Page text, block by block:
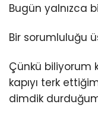
Bugün yalnızca
Bir sorumluluğu
Çünkü biliyorum
kapıyı terk
dimdik